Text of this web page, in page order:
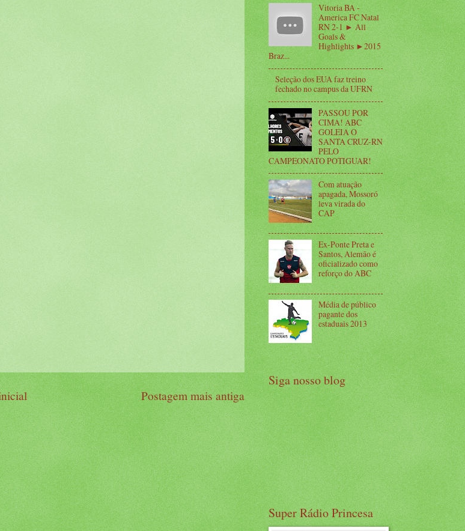
Postagem mais antiga
Vitoria BA -
America FC Natal
RN 2-1 ► All
Goals &
Highlights ►2015
Braz...
Seleção dos EUA faz treino
fechado no campus da UFRN
PASSOU POR
CIMA! ABC
GOLEIA O
SANTA CRUZ-RN
PELO
CAMPEONATO POTIGUAR!
Com atuação
apagada, Mossoró
leva virada do
CAP
Ex-Ponte Preta e
Santos, Alemão é
oficializado como
reforço do ABC
Média de público
pagante dos
estaduais 2013
Siga nosso blog
Super Rádio Princesa